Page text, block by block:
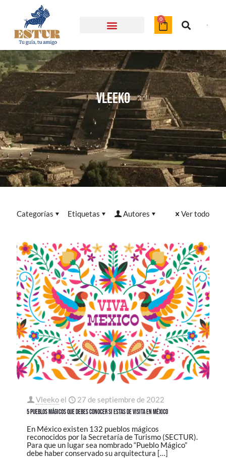
0
Vleeko
Categorías Etiquetas Autores Ver todo
Vleekoel 27 de septiembre de 2022
5 pueblos mágicos que debes conocer si estas de visita en México
En México existen 132 pueblos mágicos
reconocidos por la Secretaría de Turismo (SECTUR).
Para que un lugar sea nombrado “Pueblo Mágico”
debe haber conservado su arquitectura […]